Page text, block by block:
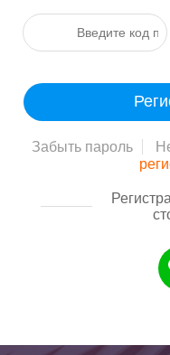
Забыть пароль